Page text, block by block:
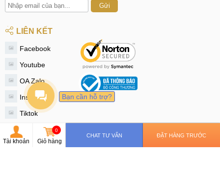
Gửi
LIÊN KẾT
Facebook
Youtube
OA Zalo
Instagram
Tiktok
Tài khoản
0
Giỏ hàng
CHAT TƯ VẤN ĐẶT HÀNG TRƯỚC
Bạn cần hỗ trợ?